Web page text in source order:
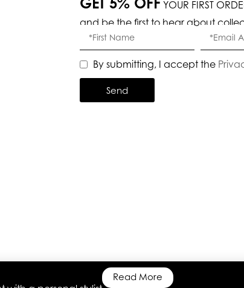
YOUR FIRST
and be the first to hear about
By submitting, I accept the
Send
Read More